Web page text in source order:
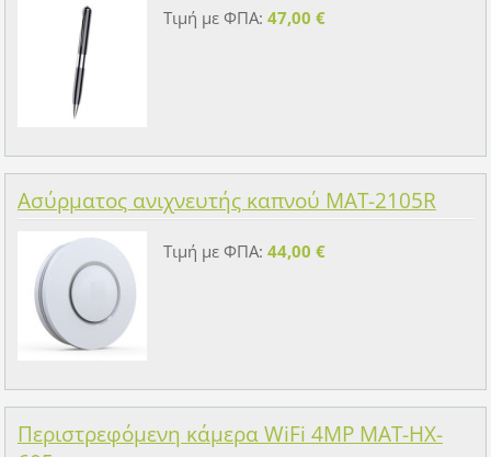
Τιμή με ΦΠΑ: 47,00 €
Ασύρματος ανιχνευτής καπνού MAT-2105R
Τιμή με ΦΠΑ: 44,00 €
Περιστρεφόμενη κάμερα WiFi 4MP MAT-HX-